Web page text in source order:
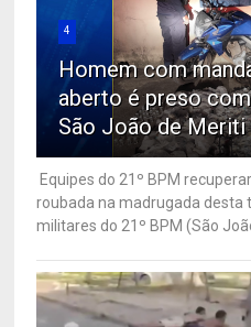
4
Homem com
aberto é preso
São João de Meriti
Equipes do 21º BPM
roubada na madrugada desta
militares do 21º BPM (São